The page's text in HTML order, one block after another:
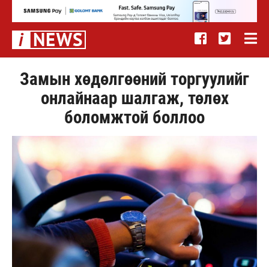
Замын хөдөлгөөний торгуулийг
онлайнаар шалгаж, төлөх
боломжтой боллоо